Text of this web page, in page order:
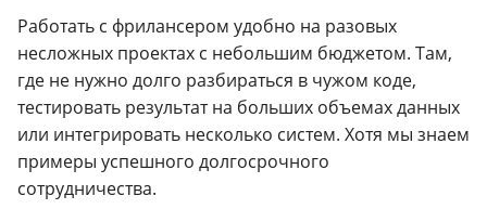
Работать с фрилансером удобно на разовых
несложных проектах с небольшим бюджетом. Там,
где не нужно долго разбираться в чужом коде,
тестировать результат на больших объемах данных
или интегрировать несколько систем. Хотя мы знаем
примеры успешного долгосрочного
сотрудничества.